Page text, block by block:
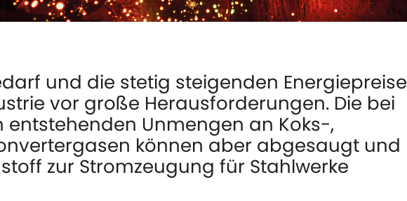
und die stetig steigenden Energiepreise
vor große Herausforderungen. Die bei
Unmengen an Koks-,
können aber abgesaugt und
zur Stromzeugung für Stahlwerke